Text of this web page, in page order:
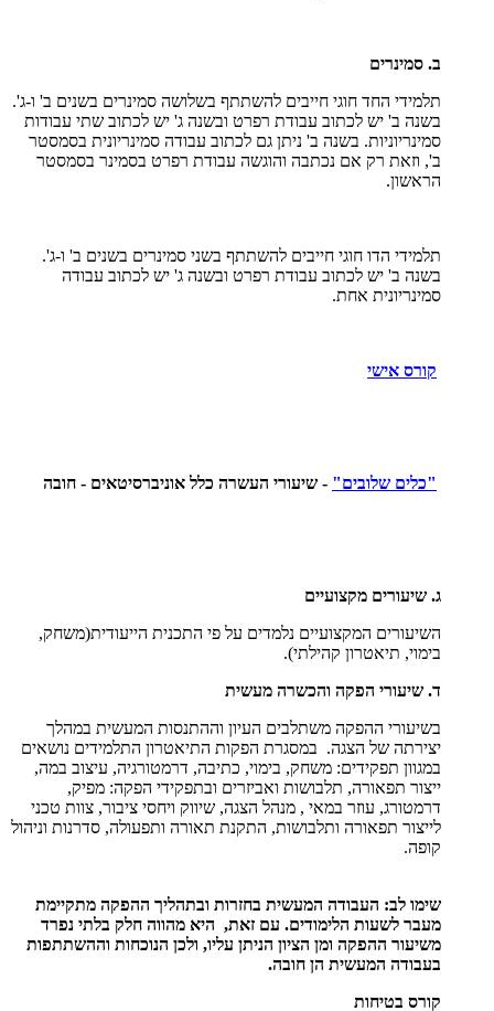
ב. סמינרים
תלמידי החד חוגי חייבים להשתתף בשלושה סמינרים בשנים ב' ו-ג'.
בשנה ב' יש לכתוב עבודת רפרט ובשנה ג' יש לכתוב שתי עבודות
סמינריוניות. בשנה ב' ניתן גם לכתוב עבודה סמינריונית בסמסטר
ב', וזאת רק אם נכתבה והוגשה עבודת רפרט בסמינר בסמסטר
הראשון.
תלמידי הדו חוגי חייבים להשתתף בשני סמינרים בשנים ב' ו-ג'.
בשנה ב' יש לכתוב עבודת רפרט ובשנה ג' יש לכתוב עבודה
סמינריונית אחת.
קורס אישי
"כלים שלובים" - שיעורי העשרה כלל אוניברסיטאים - חובה
ג. שיעורים מקצועיים
השיעורים המקצועיים נלמדים על פי התכנית הייעודית(משחק,
בימוי, תיאטרון קהילתי).
ד. שיעורי הפקה והכשרה מעשית
בשיעורי ההפקה משתלבים העיון וההתנסות המעשית במהלך
יצירתה של הצגה. במסגרת הפקות התיאטרון התלמידים נושאים
במגוון תפקידים: משחק, בימוי, כתיבה, דרמטורגיה, עיצוב במה,
ייצור תפאורה, תלבושות ואביזרים ובתפקידי הפקה: מפיק,
דרמטורג, עוזר במאי , מנהל הצגה, שיווק ויחסי ציבור, צוות טכני
לייצור תפאורה ותלבושות, התקנת תאורה ותפעולה, סדרנות וניהול
קופה.
שימו לב: העבודה המעשית בחזרות ובתהליך ההפקה מתקיימת
מעבר לשעות הלימודים. עם זאת, היא מהווה חלק בלתי נפרד
משיעור ההפקה ומן הציון הניתן עליו, ולכן הנוכחות וההשתתפות
בעבודה המעשית הן חובה.
קורס בטיחות